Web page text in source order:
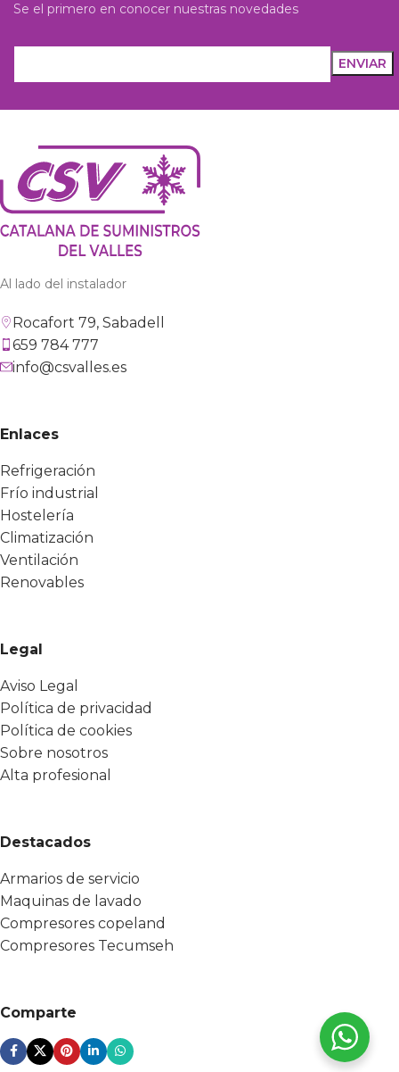
Se el primero en conocer nuestras novedades
Al lado del instalador
Rocafort 79, Sabadell
659 784 777
info@csvalles.es
Enlaces
Refrigeración
Frío industrial
Hostelería
Climatización
Ventilación
Renovables
Legal
Aviso Legal
Política de privacidad
Política de cookies
Sobre nosotros
Alta profesional
Destacados
Armarios de servicio
Maquinas de lavado
Compresores copeland
Compresores Tecumseh
Comparte